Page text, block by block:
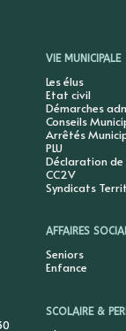
VIE MUNICIPALE
Les élus
Etat civil
Démarches
Conseils
Arrêtés
PLU
Déclaration
CC2V
Syndicats
AFFAIRES
Seniors
Enfance
SCOLAIRE &